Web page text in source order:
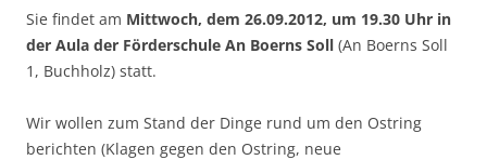
Sie findet am Mittwoch, dem 26.09.2012, um 19.30 Uhr in
der Aula der Förderschule An Boerns Soll (An Boerns Soll
1, Buchholz) statt.
Wir wollen zum Stand der Dinge rund um den Ostring
berichten (Klagen gegen den Ostring, neue